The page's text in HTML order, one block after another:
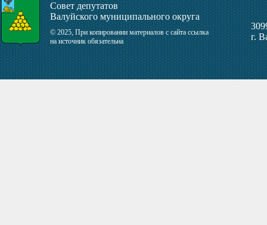
Совет депутатов
Валуйского муниципального округа
© 2025, При копировании материалов с сайта ссылка
на источник обязательна
г.